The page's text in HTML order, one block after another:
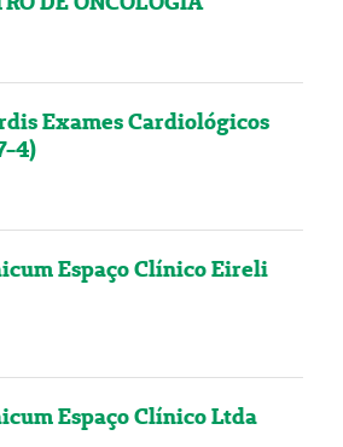
Exames Cardiológicos
4)
Espaço Clínico Eireli
Espaço Clínico Ltda